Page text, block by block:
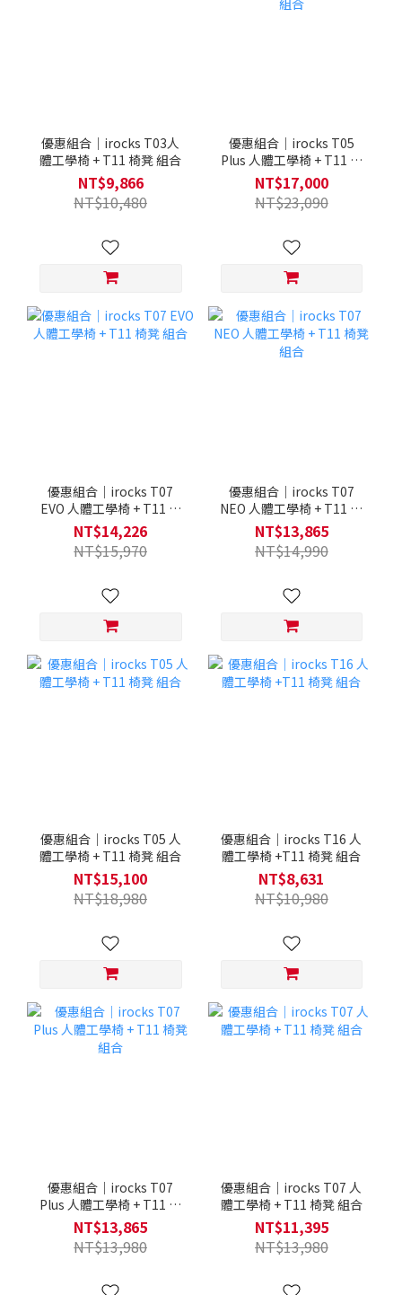
優惠組合｜irocks T03人
體工學椅 + T11 椅凳 組合
NT$9,866
NT$10,480
優惠組合｜irocks T05
Plus 人體工學椅 + T11 椅
凳 組合
NT$17,000
NT$23,090
優惠組合｜irocks T07
EVO 人體工學椅 + T11 椅
凳 組合
NT$14,226
NT$15,970
優惠組合｜irocks T07
NEO 人體工學椅 + T11 椅
凳 組合
NT$13,865
NT$14,990
優惠組合｜irocks T05 人
體工學椅 + T11 椅凳 組合
NT$15,100
NT$18,980
優惠組合｜irocks T16 人
體工學椅 +T11 椅凳 組合
NT$8,631
NT$10,980
優惠組合｜irocks T07
Plus 人體工學椅 + T11 椅
凳 組合
NT$13,865
NT$13,980
優惠組合｜irocks T07 人
體工學椅 + T11 椅凳 組合
NT$11,395
NT$13,980